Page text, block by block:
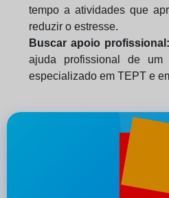
tempo a atividades que
reduzir o estresse.
Buscar apoio profissional:
ajuda profissional de um
especializado em TEPT e